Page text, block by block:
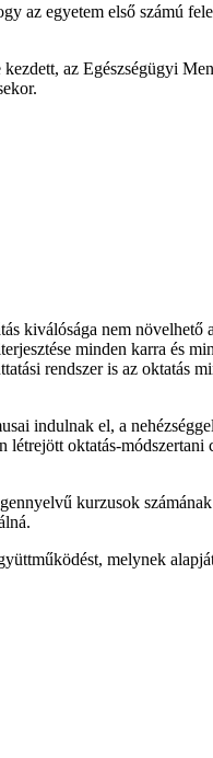
az egyetem első számú
az Egészségügyi
kiválósága nem
minden karra és
rendszer is az
indulnak el, a
oktatás-
kurzusok
melynek